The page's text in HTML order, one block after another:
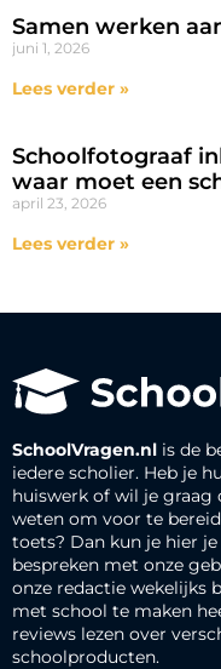
Samen werken
juni 1, 2026
Lees verder »
Schoolfotograaf
waar moet een
april 23, 2026
Lees verder »
SchoolVragen.nl is de
iedere scholier. Heb je
huiswerk of wil je graag
weten om voor te
toets? Dan kun je hier
bespreken met onze
onze redactie wekelijks
met school te maken
reviews lezen over
schoolproducten.